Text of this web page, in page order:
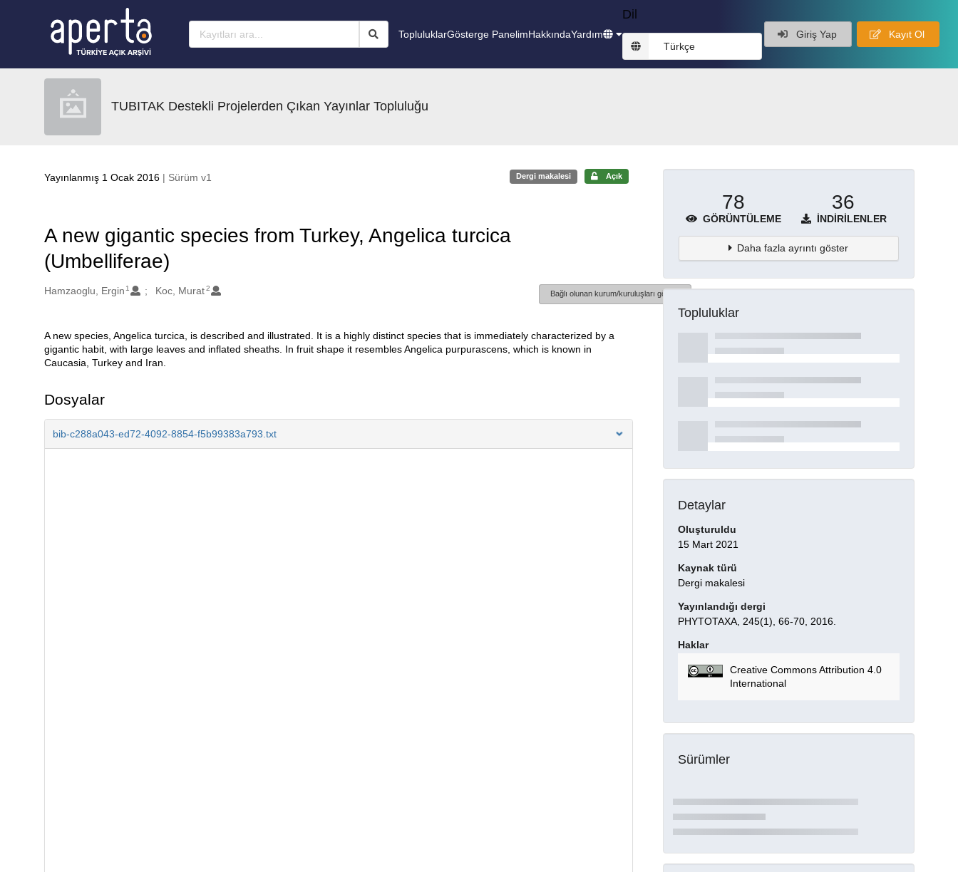
TopluluklarGösterge PanelimHakkındaYardım
Dil
Türkçe
Giriş Yap Kayıt Ol
TUBITAK Destekli Projelerden Çıkan Yayınlar Topluluğu
Yayınlanmış 1 Ocak 2016 | Sürüm v1 Dergi makalesi Açık
A new gigantic species from Turkey, Angelica turcica
(Umbelliferae)
Oluşturanlar
Hamzaoglu, Ergin 1 Koc, Murat2
Bağlı olunan kurum/kuruluşları göster
Açıklama
A new species, Angelica turcica, is described and illustrated. It is a highly distinct species that is immediately characterized by a
gigantic habit, with large leaves and inflated sheaths. In fruit shape it resembles Angelica purpurascens, which is known in
Caucasia, Turkey and Iran.
Dosyalar
bib-c288a043-ed72-4092-8854-f5b99383a793.txt
78
GÖRÜNTÜLEME
36
İNDIRILENLER
Daha fazla ayrıntı göster
Topluluklar
Detaylar
Oluşturuldu
15 Mart 2021
Kaynak türü
Dergi makalesi
Yayınlandığı dergi
PHYTOTAXA, 245(1), 66-70, 2016.
Haklar
Creative Commons Attribution 4.0
International
Sürümler